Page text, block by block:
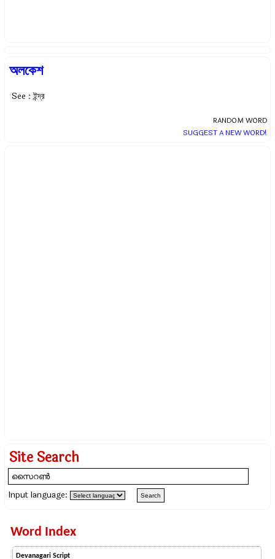
অলকেশ
See : ইন্দ্র
RANDOM WORD
SUGGEST A NEW WORD!
Site Search
Input language:
Word Index
Devanagari Script